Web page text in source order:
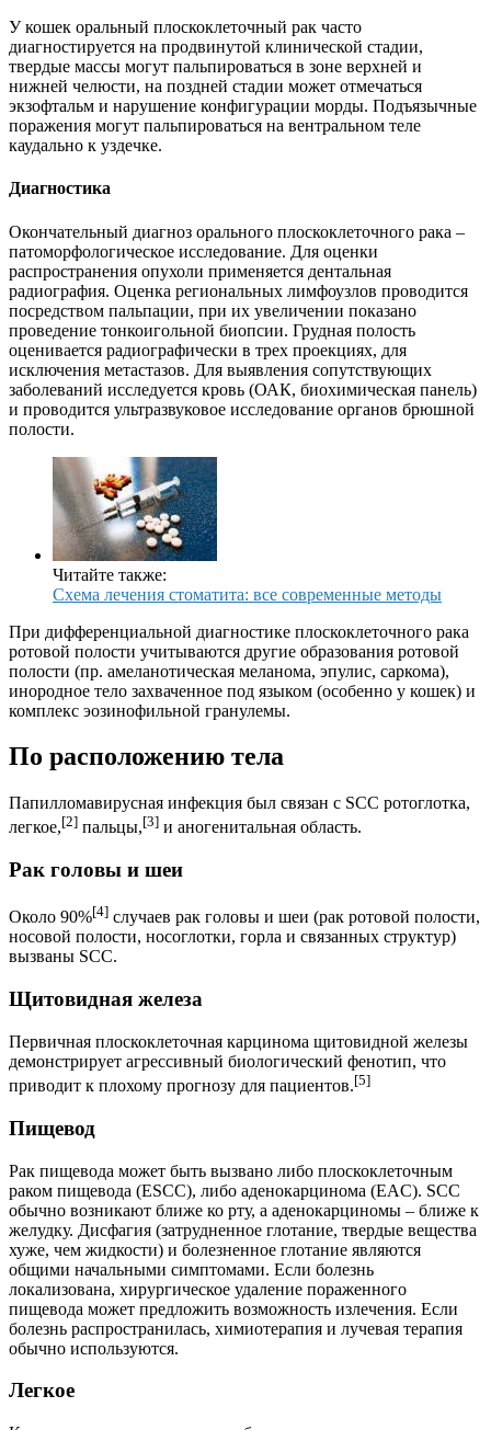
У кошек оральный плоскоклеточный рак часто
диагностируется на продвинутой клинической стадии,
твердые массы могут пальпироваться в зоне верхней и
нижней челюсти, на поздней стадии может отмечаться
экзофтальм и нарушение конфигурации морды. Подъязычные
поражения могут пальпироваться на вентральном теле
каудально к уздечке.
Диагностика
Окончательный диагноз орального плоскоклеточного рака –
патоморфологическое исследование. Для оценки
распространения опухоли применяется дентальная
радиография. Оценка региональных лимфоузлов проводится
посредством пальпации, при их увеличении показано
проведение тонкоигольной биопсии. Грудная полость
оценивается радиографически в трех проекциях, для
исключения метастазов. Для выявления сопутствующих
заболеваний исследуется кровь (ОАК, биохимическая панель)
и проводится ультразвуковое исследование органов брюшной
полости.
Читайте также:
Схема лечения стоматита: все современные методы
При дифференциальной диагностике плоскоклеточного рака
ротовой полости учитываются другие образования ротовой
полости (пр. амеланотическая меланома, эпулис, саркома),
инородное тело захваченное под языком (особенно у кошек) и
комплекс эозинофильной гранулемы.
По расположению тела
Папилломавирусная инфекция был связан с SCC ротоглотка,
легкое,[2] пальцы,[3] и аногенитальная область.
Рак головы и шеи
Около 90%[4] случаев рак головы и шеи (рак ротовой полости,
носовой полости, носоглотки, горла и связанных структур)
вызваны SCC.
Щитовидная железа
Первичная плоскоклеточная карцинома щитовидной железы
демонстрирует агрессивный биологический фенотип, что
приводит к плохому прогнозу для пациентов.[5]
Пищевод
Рак пищевода может быть вызвано либо плоскоклеточным
раком пищевода (ESCC), либо аденокарцинома (EAC). SCC
обычно возникают ближе ко рту, а аденокарциномы – ближе к
желудку. Дисфагия (затрудненное глотание, твердые вещества
хуже, чем жидкости) и болезненное глотание являются
общими начальными симптомами. Если болезнь
локализована, хирургическое удаление пораженного
пищевода может предложить возможность излечения. Если
болезнь распространилась, химиотерапия и лучевая терапия
обычно используются.
Легкое